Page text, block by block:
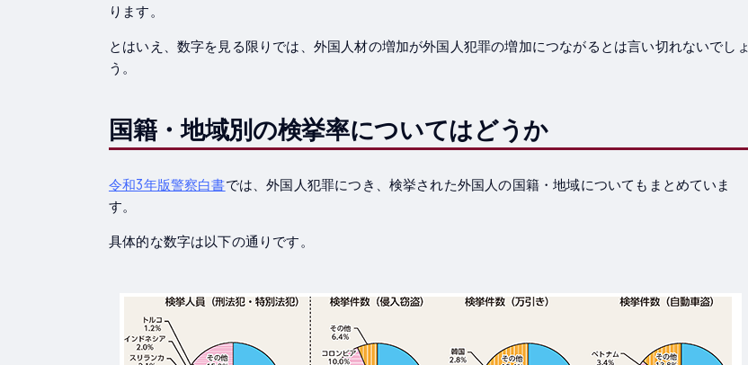
ります。
とはいえ、数字を見る限りでは、外国人材の増加が外国人犯罪の増加につながるとは言い切れないでしょ
う。
国籍・地域別の検挙率についてはどうか
令和3年版警察白書では、外国人犯罪につき、検挙された外国人の国籍・地域についてもまとめていま
す。
具体的な数字は以下の通りです。